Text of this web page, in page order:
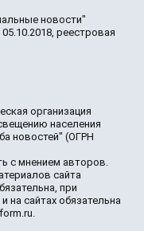
новости"
реестровая
организация
населения
новостей" (ОГРН
с мнением авторов.
сайта
при
на сайтах обязательна